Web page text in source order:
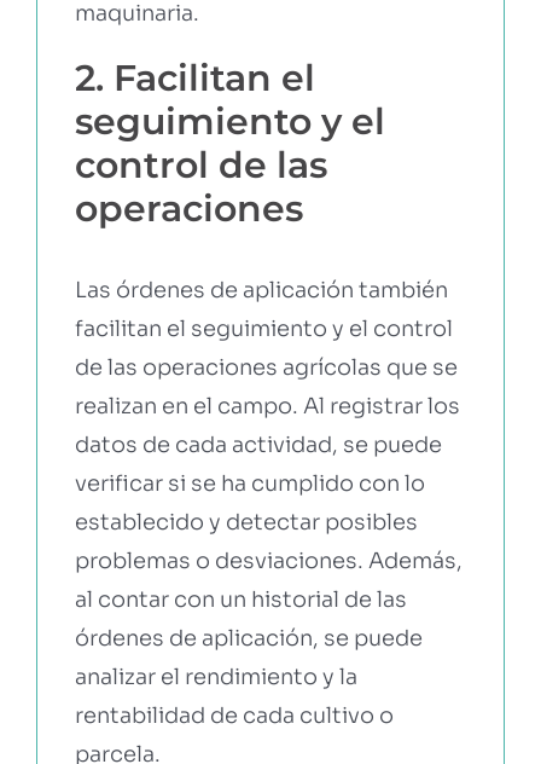
maquinaria.
2. Facilitan el
seguimiento y el
control de las
operaciones
Las órdenes de aplicación también
facilitan el seguimiento y el control
de las operaciones agrícolas que se
realizan en el campo. Al registrar los
datos de cada actividad, se puede
verificar si se ha cumplido con lo
establecido y detectar posibles
problemas o desviaciones. Además,
al contar con un historial de las
órdenes de aplicación, se puede
analizar el rendimiento y la
rentabilidad de cada cultivo o
parcela.